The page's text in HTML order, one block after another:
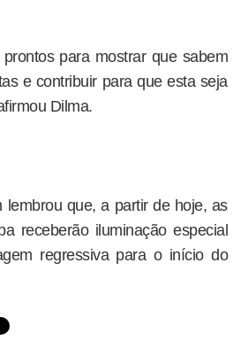
prontos para mostrar que sabem
e contribuir para que esta seja
Dilma.
lembrou que, a partir de hoje, as
receberão iluminação especial
regressiva para o início do